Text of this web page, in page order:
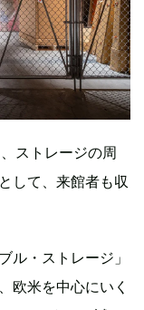
ストレージの周
して、来館者も収
ル・ストレージ」
欧米を中心にいく